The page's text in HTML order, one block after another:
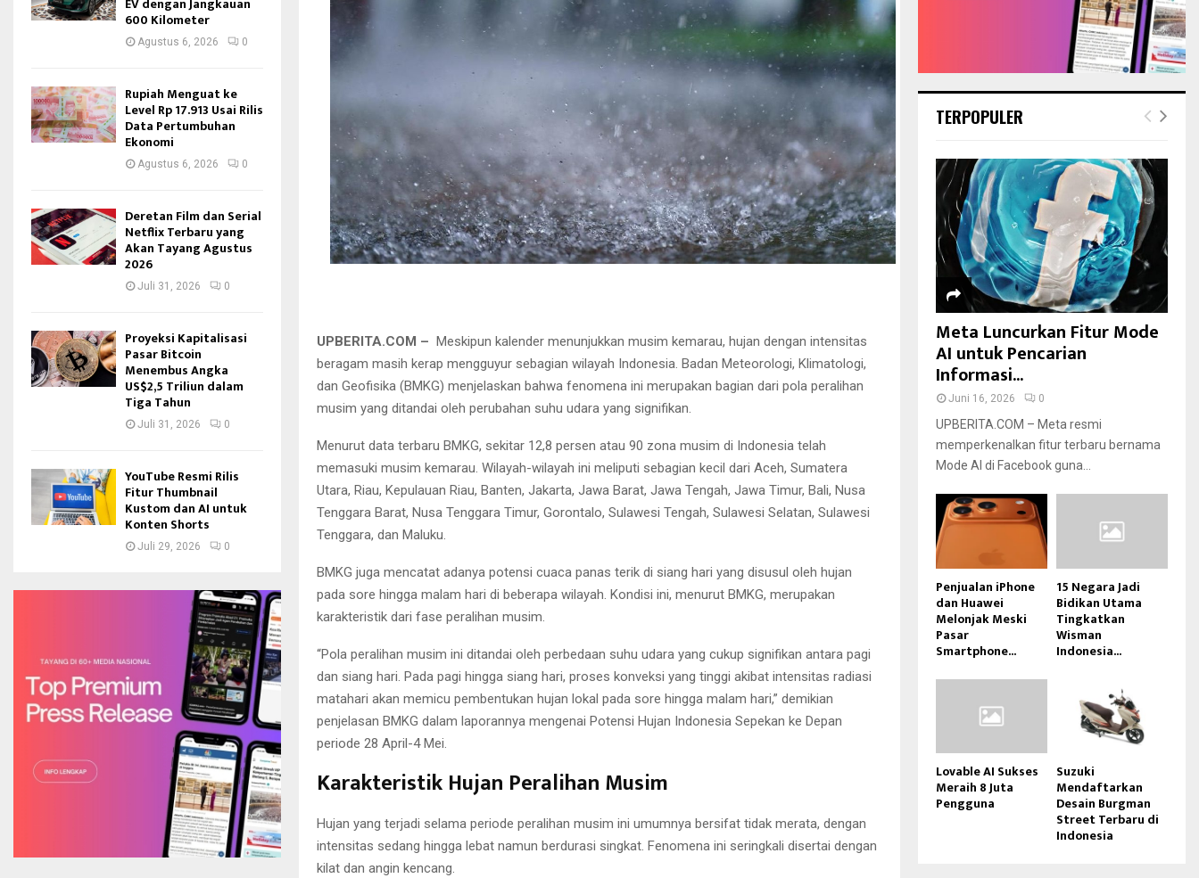
UPBERITA.COM – Meskipun kalender menunjukkan musim kemarau, hujan dengan intensitas
beragam masih kerap mengguyur sebagian wilayah Indonesia. Badan Meteorologi, Klimatologi,
dan Geofisika (BMKG) menjelaskan bahwa fenomena ini merupakan bagian dari pola peralihan
musim yang ditandai oleh perubahan suhu udara yang signifikan.
Menurut data terbaru BMKG, sekitar 12,8 persen atau 90 zona musim di Indonesia telah
memasuki musim kemarau. Wilayah-wilayah ini meliputi sebagian kecil dari Aceh, Sumatera
Utara, Riau, Kepulauan Riau, Banten, Jakarta, Jawa Barat, Jawa Tengah, Jawa Timur, Bali, Nusa
Tenggara Barat, Nusa Tenggara Timur, Gorontalo, Sulawesi Tengah, Sulawesi Selatan, Sulawesi
Tenggara, dan Maluku.
BMKG juga mencatat adanya potensi cuaca panas terik di siang hari yang disusul oleh hujan
pada sore hingga malam hari di beberapa wilayah. Kondisi ini, menurut BMKG, merupakan
karakteristik dari fase peralihan musim.
“Pola peralihan musim ini ditandai oleh perbedaan suhu udara yang cukup signifikan antara pagi
dan siang hari. Pada pagi hingga siang hari, proses konveksi yang tinggi akibat intensitas radiasi
matahari akan memicu pembentukan hujan lokal pada sore hingga malam hari,” demikian
penjelasan BMKG dalam laporannya mengenai Potensi Hujan Indonesia Sepekan ke Depan
periode 28 April-4 Mei.
Karakteristik Hujan Peralihan Musim
Hujan yang terjadi selama periode peralihan musim ini umumnya bersifat tidak merata, dengan
intensitas sedang hingga lebat namun berdurasi singkat. Fenomena ini seringkali disertai dengan
kilat dan angin kencang.
600 Kilometer
Agustus 6, 2026 0
Rupiah Menguat ke
Level Rp 17.913 Usai Rilis
Data Pertumbuhan
Ekonomi
Agustus 6, 2026 0
Deretan Film dan Serial
Netflix Terbaru yang
Akan Tayang Agustus
2026
Juli 31, 2026 0
Proyeksi Kapitalisasi
Pasar Bitcoin
Menembus Angka
US$2,5 Triliun dalam
Tiga Tahun
Juli 31, 2026 0
YouTube Resmi Rilis
Fitur Thumbnail
Kustom dan AI untuk
Konten Shorts
Juli 29, 2026 0
TERPOPULER
Meta Luncurkan Fitur Mode
AI untuk Pencarian
Informasi...
Juni 16, 2026 0
UPBERITA.COM – Meta resmi
memperkenalkan fitur terbaru bernama
Mode AI di Facebook guna...
Penjualan iPhone
dan Huawei
Melonjak Meski
Pasar
Smartphone...
15 Negara Jadi
Bidikan Utama
Tingkatkan
Wisman
Indonesia...
Lovable AI Sukses
Meraih 8 Juta
Pengguna
Suzuki
Mendaftarkan
Desain Burgman
Street Terbaru di
Indonesia